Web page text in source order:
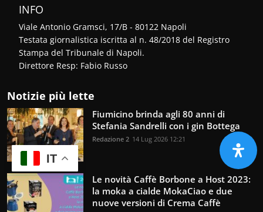
INFO
Viale Antonio Gramsci, 17/B - 80122 Napoli
Testata giornalistica iscritta al n. 48/2018 del Registro
Stampa del Tribunale di Napoli.
Direttore Resp: Fabio Russo
Notizie più lette
Fiumicino brinda agli 80 anni di
Stefania Sandrelli con i gin Bottega
Redazione 2 14 Lug 2026 12:21
Le novità Caffè Borbone a Host 2023:
la moka a cialde MokaCiao e due
nuove versioni di Crema Caffè
IT